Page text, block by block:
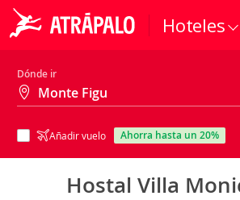
Hoteles
Dónde ir
Añadir vuelo ahorra hasta un 20%
Hostal Villa